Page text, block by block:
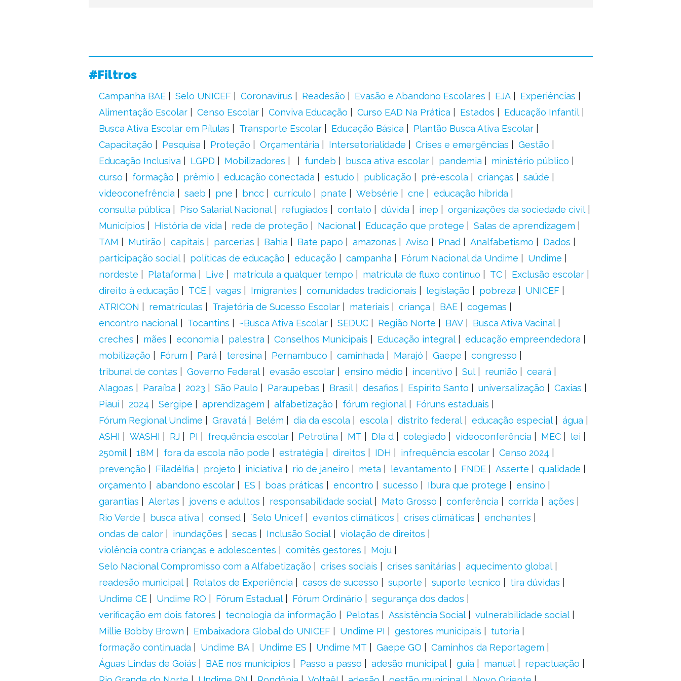
#Filtros
Campanha BAE Selo UNICEF Coronavírus Readesão Evasão e Abandono Escolares EJA
Experiências
Alimentação Escolar
Censo Escolar Conviva Educação Curso EAD Na Prática Estados
Educação Infantil
Busca Ativa Escolar em Pílulas
Transporte Escolar Educação Básica
Plantão Busca Ativa Escolar
Capacitação
Pesquisa Proteção Orçamentária Intersetorialidade Crises e emergências
Gestão
Educação Inclusiva
LGPD Mobilizadores fundeb busca ativa escolar pandemia
ministério público
curso
formação prêmio educação conectada estudo publicação pré-escola crianças
saúde
videoconefrência
saeb pne bncc currículo pnate Websérie cne
educação híbrida
consulta pública
Piso Salarial Nacional refugiados contato dúvida inep
organizações da sociedade civil
Municípios
História de vida rede de proteção Nacional Educação que protege
Salas de aprendizagem
TAM
Mutirão capitais parcerias Bahia Bate papo amazonas Aviso Pnad Analfabetismo
Dados
participação social
políticas de educação educação campanha Fórum Nacional da Undime
Undime
nordeste
Plataforma Live matrícula a qualquer tempo matrícula de fluxo contínuo TC
Exclusão escolar
direito à educação
TCE vagas Imigrantes comunidades tradicionais legislação pobreza
UNICEF
ATRICON
rematrículas Trajetória de Sucesso Escolar materiais criança BAE
cogemas
encontro nacional
Tocantins ~Busca Ativa Escolar SEDUC Região Norte BAV
Busca Ativa Vacinal
creches
mães economia palestra Conselhos Municipais Educação integral
educação empreendedora
mobilização
Fórum Pará teresina Pernambuco caminhada Marajó Gaepe
congresso
tribunal de contas
Governo Federal evasão escolar ensino médio incentivo Sul reunião
ceará
Alagoas
Paraíba 2023 São Paulo Paraupebas Brasil desafios Espírito Santo universalização
Caxias
Piauí
2024 Sergipe aprendizagem alfabetização fórum regional
Fóruns estaduais
Fórum Regional Undime
Gravatá Belém dia da escola escola distrito federal educação especial
água
ASHI
WASHI RJ PI frequência escolar Petrolina MT DIa d colegiado videoconferência MEC
lei
250mil
18M fora da escola não pode estratégia direitos IDH infrequência escolar
Censo 2024
prevenção
Filadélfia projeto iniciativa rio de janeiro meta levantamento FNDE Asserte
qualidade
orçamento
abandono escolar ES boas práticas encontro sucesso Ibura que protege
ensino
garantias
Alertas jovens e adultos responsabilidade social Mato Grosso conferência corrida
ações
Rio Verde
busca ativa consed ´Selo Unicef eventos climáticos crises climáticas
enchentes
ondas de calor
inundações secas Inclusão Social
violação de direitos
violência contra crianças e adolescentes
comitês gestores
Moju
Selo Nacional Compromisso com a Alfabetização
crises sociais crises sanitárias
aquecimento global
readesão municipal
Relatos de Experiência casos de sucesso suporte suporte tecnico
tira dúvidas
Undime CE
Undime RO Fórum Estadual Fórum Ordinário
segurança dos dados
verificação em dois fatores
tecnologia da informação Pelotas Assistência Social
vulnerabilidade social
Millie Bobby Brown
Embaixadora Global do UNICEF Undime PI gestores municipais
tutoria
formação continuada
Undime BA Undime ES Undime MT Gaepe GO
Caminhos da Reportagem
Águas Lindas de Goiás
BAE nos municípios Passo a passo adesão municipal guia manual
repactuação